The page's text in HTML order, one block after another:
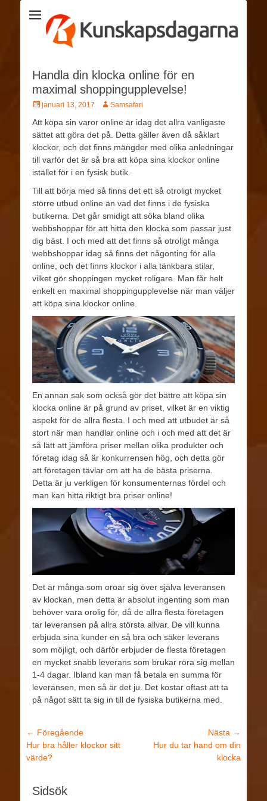
Handla din klocka online för en
maximal shoppingupplevelse!
januari 13, 2017 Samsafari
Att köpa sin varor online är idag det allra vanligaste
sättet att göra det på. Detta gäller även då såklart
klockor, och det finns mängder med olika anledningar
till varför det är så bra att köpa sina klockor online
istället för i en fysisk butik.
Till att börja med så finns det ett så otroligt mycket
större utbud online än vad det finns i de fysiska
butikerna. Det går smidigt att söka bland olika
webbshoppar för att hitta den klocka som passar just
dig bäst. I och med att det finns så otroligt många
webbshoppar idag så finns det någonting för alla
online, och det finns klockor i alla tänkbara stilar,
vilket gör shoppingen mycket roligare. Man får helt
enkelt en maximal shoppingupplevelse när man väljer
att köpa sina klockor online.
En annan sak som också gör det bättre att köpa sin
klocka online är på grund av priset, vilket är en viktig
aspekt för de allra flesta. I och med att utbudet är så
stort när man handlar online och i och med att det är
så lätt att jämföra priser mellan olika produkter och
företag idag så är konkurrensen hög, och detta gör
att företagen tävlar om att ha de bästa priserna.
Detta är ju verkligen för konsumenternas fördel och
man kan hitta riktigt bra priser online!
Det är många som oroar sig över själva leveransen
av klockan, men detta är absolut ingenting som man
behöver vara orolig för, då de allra flesta företagen
tar leveransen på allra största allvar. De vill kunna
erbjuda sina kunder en så bra och säker leverans
som möjligt, och därför erbjuder de flesta företagen
en mycket snabb leverans som brukar röra sig mellan
1-4 dagar. Ibland kan man få betala en summa för
leveransen, men så är det ju. Det kostar oftast att ta
på något sätt ta sig in till de fysiska butikerna med.
← Föregående
Hur bra håller klockor sitt
värde?
Nästa →
Hur du tar hand om din
klocka
Sidsök